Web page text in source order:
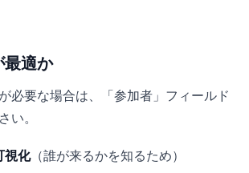
最適か
必要な場合は、「参加者」フィールド
い。
視化（誰が来るかを知るため）